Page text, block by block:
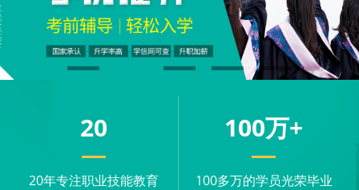
20
20年专注职业技能教育
100万+
100多万的学员光荣毕业